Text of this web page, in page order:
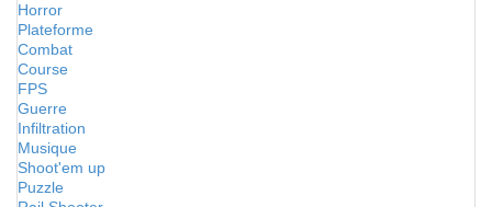
Horror
Plateforme
Combat
Course
FPS
Guerre
Infiltration
Musique
Shoot'em up
Puzzle